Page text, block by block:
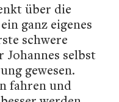
über die
ganz eigenes
schwere
Johannes selbst
gewesen.
fahren und